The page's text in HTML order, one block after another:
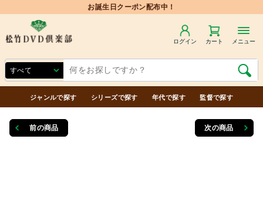
ログイン カート メニュー
ジャンルで探す シリーズで探す 年代で探す 監督で探す
前の商品 次の商品